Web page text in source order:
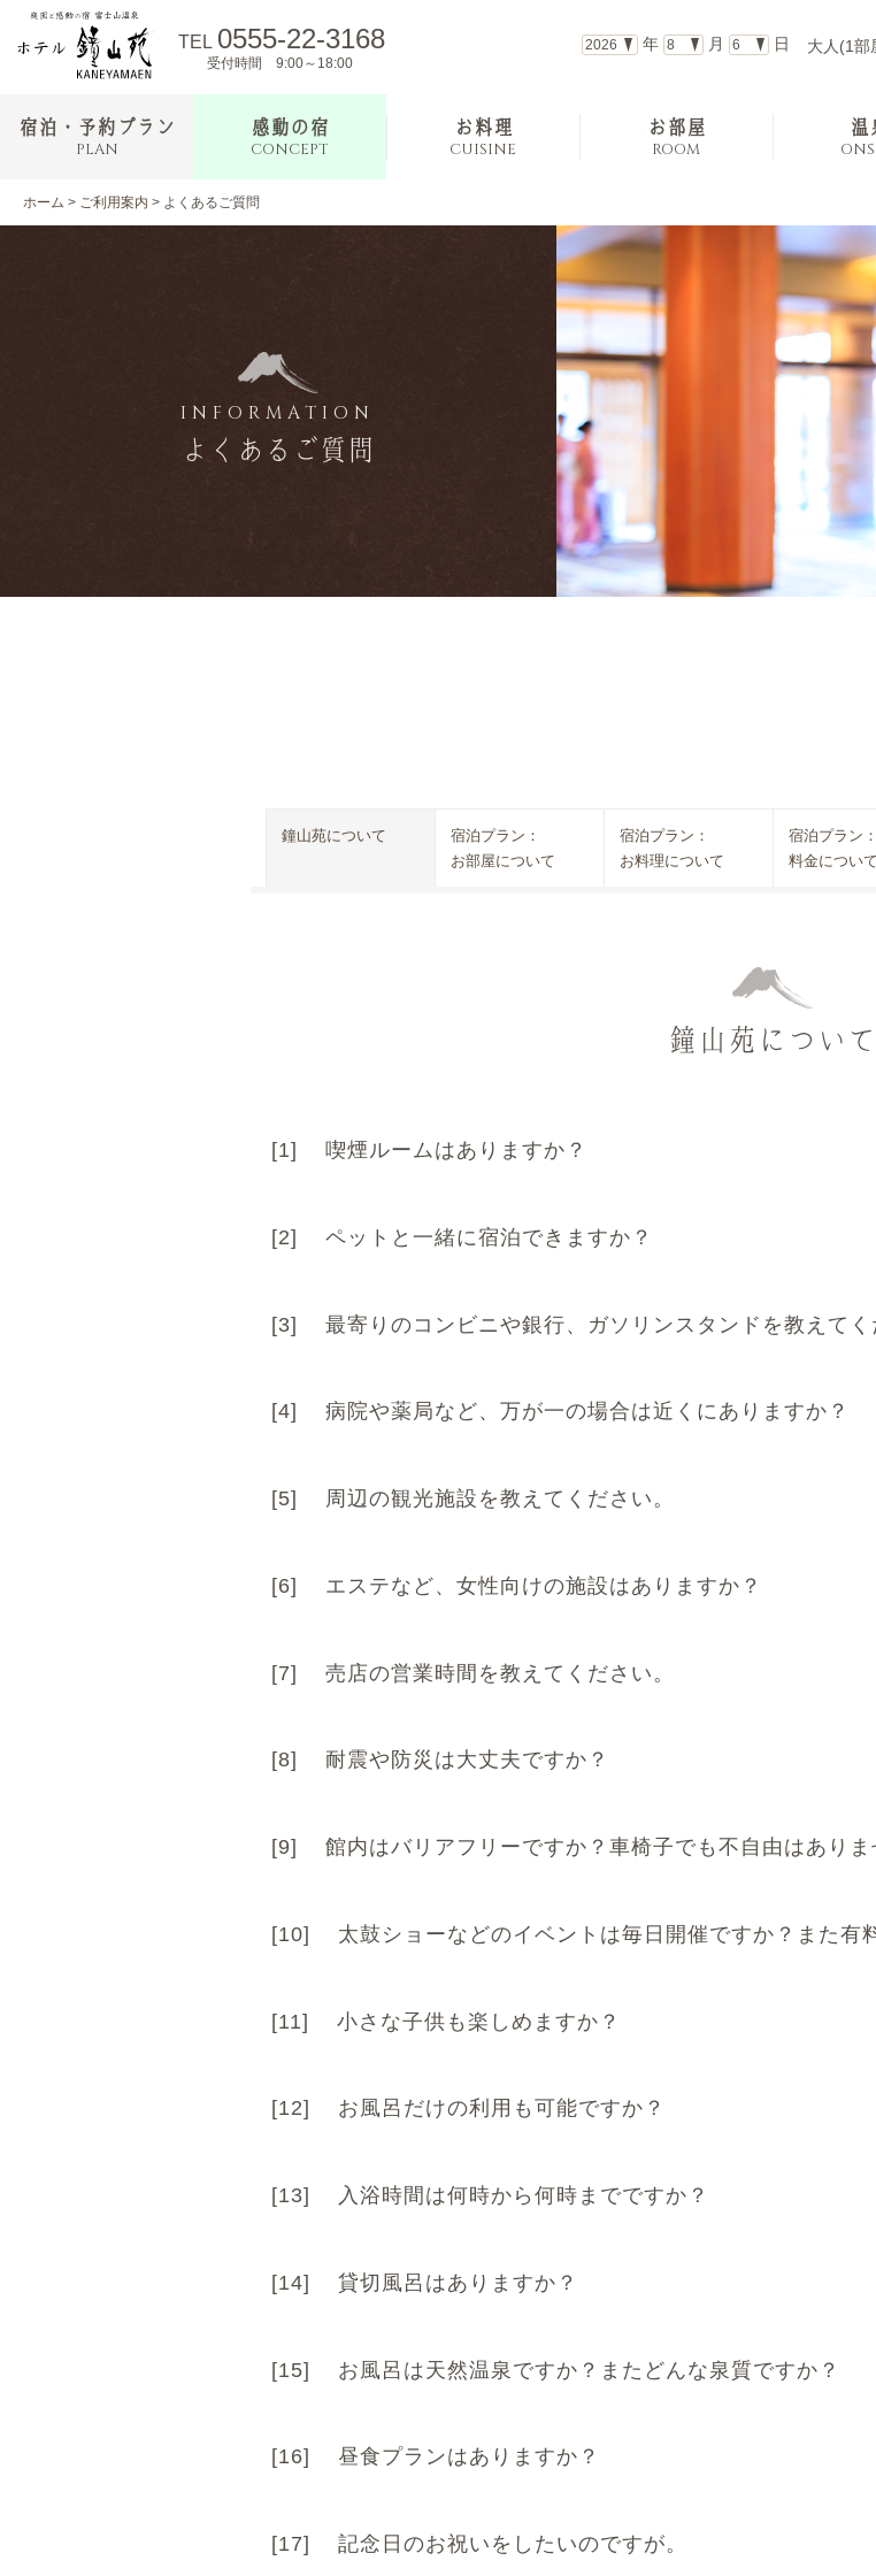
TEL 0555-22-3168
受付時間 9:00～18:00
年 月 日 大人(1部
宿泊・予約プラン
PLAN
感動の宿
CONCEPT
お料理
CUISINE
お部屋
ROOM
温
INFORMATION
よくあるご質問
ホーム > ご利用案内 > よくあるご質問
鐘山苑について
宿泊プラン：
お部屋について
宿泊プラン：
お料理について
宿泊プラン：
料金について
鐘山苑について
[1] 喫煙ルームはありますか？
[2] ペットと一緒に宿泊できますか？
[3] 最寄りのコンビニや銀行、ガソリンスタンドを教えてく
[4] 病院や薬局など、万が一の場合は近くにありますか？
[5] 周辺の観光施設を教えてください。
[6] エステなど、女性向けの施設はありますか？
[7] 売店の営業時間を教えてください。
[8] 耐震や防災は大丈夫ですか？
[9] 館内はバリアフリーですか？車椅子でも不自由はありま
[10] 太鼓ショーなどのイベントは毎日開催ですか？また有
[11] 小さな子供も楽しめますか？
[12] お風呂だけの利用も可能ですか？
[13] 入浴時間は何時から何時までですか？
[14] 貸切風呂はありますか？
[15] お風呂は天然温泉ですか？またどんな泉質ですか？
[16] 昼食プランはありますか？
[17] 記念日のお祝いをしたいのですが。